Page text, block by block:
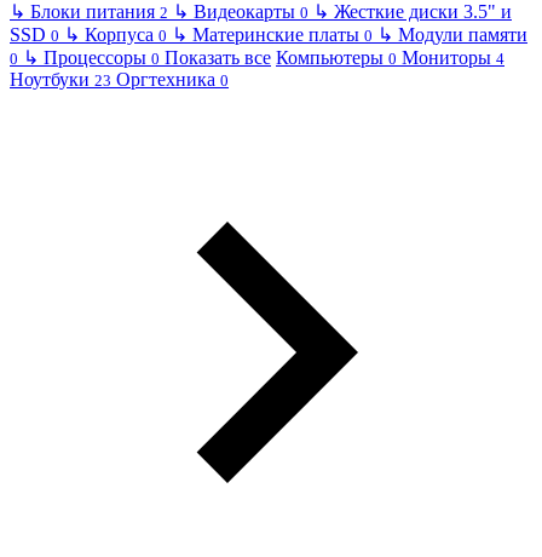
↳ Блоки питания 2 ↳ Видеокарты 0 ↳ Жесткие диски 3.5" и
SSD 0 ↳ Корпуса 0 ↳ Материнские платы 0 ↳ Модули памяти
0 ↳ Процессоры 0 Показать все Компьютеры 0 Мониторы 4
Ноутбуки 23 Оргтехника 0